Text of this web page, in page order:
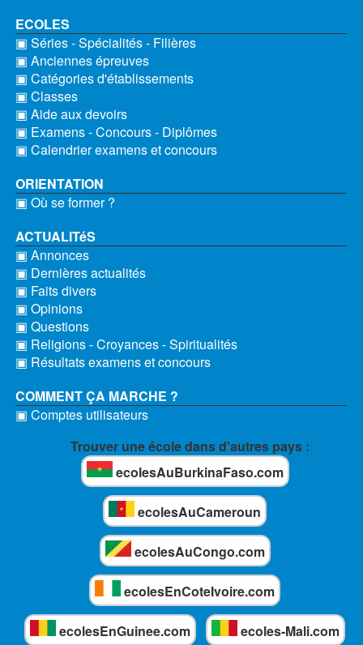
ECOLES
▣ Séries - Spécialités - Filières
▣ Anciennes épreuves
▣ Catégories d'établissements
▣ Classes
▣ Aide aux devoirs
▣ Examens - Concours - Diplômes
▣ Calendrier examens et concours
ORIENTATION
▣ Où se former ?
ACTUALITéS
▣ Annonces
▣ Dernières actualités
▣ Faits divers
▣ Opinions
▣ Questions
▣ Religions - Croyances - Spiritualités
▣ Résultats examens et concours
COMMENT ÇA MARCHE ?
▣ Comptes utilisateurs
Trouver une école dans d'autres pays :
ecolesAuBurkinaFaso.com
ecolesAuCameroun
ecolesAuCongo.com
ecolesEnCoteIvoire.com
ecolesEnGuinee.com ecoles-Mali.com